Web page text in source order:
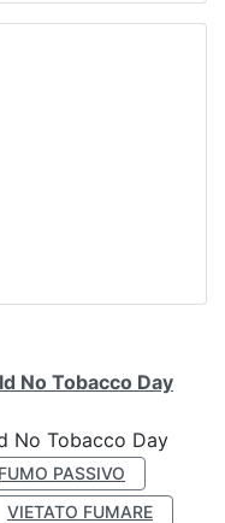
No Tobacco Day
No Tobacco Day
FUMO PASSIVO
VIETATO FUMARE